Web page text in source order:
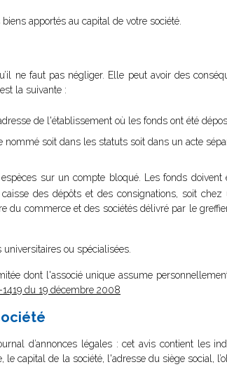
apportés au capital de votre société.
ne faut pas négliger. Elle peut avoir des
la suivante :
de l'établissement où les fonds ont été
nommé soit dans les statuts soit dans un acte
sur un compte bloqué. Les fonds
des dépôts et des consignations, soit
du commerce et des sociétés délivré par le
ou spécialisées.
dont l'associé unique assume
du 19 décembre 2008
d’annonces légales : cet avis contient les
capital de la société, l'adresse du siège social,